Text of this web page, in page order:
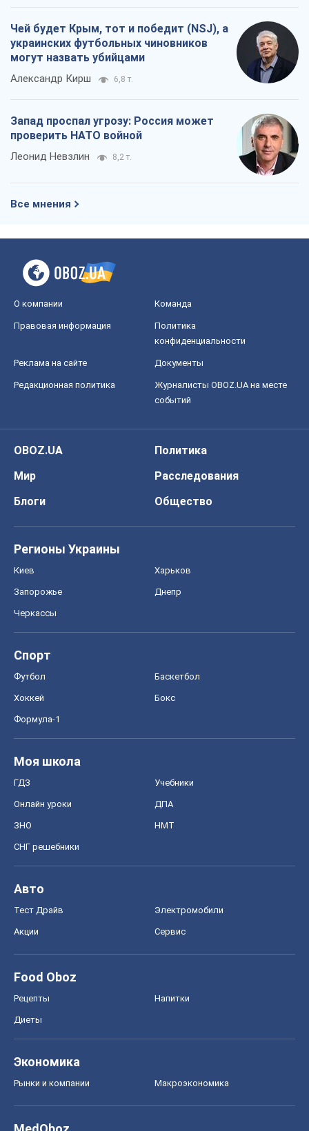
Чей будет Крым, тот и победит (NSJ), а
украинских футбольных чиновников
могут назвать убийцами
Александр Кирш 6,8 т.
Запад проспал угрозу: Россия может
проверить НАТО войной
Леонид Невзлин 8,2 т.
Все мнения
О компании Команда
Правовая информация
Политика
конфиденциальности
Реклама на сайте Документы
Редакционная политика
Журналисты OBOZ.UA на месте
событий
OBOZ.UA
Политика
Мир
Расследования
Блоги
Общество
Регионы Украины
Киев Харьков
Запорожье Днепр
Черкассы
Спорт
Футбол Баскетбол
Хоккей Бокс
Формула-1
Моя школа
ГДЗ Учебники
Онлайн уроки ДПА
ЗНО НМТ
СНГ решебники
Авто
Тест Драйв Электромобили
Акции Сервис
Food Oboz
Рецепты Напитки
Диеты
Экономика
Рынки и компании Mакроэкономика